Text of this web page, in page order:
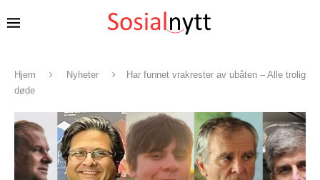
Hjem Nyheter
Har funnet vrakrester av ubåten – Alle trolig
døde